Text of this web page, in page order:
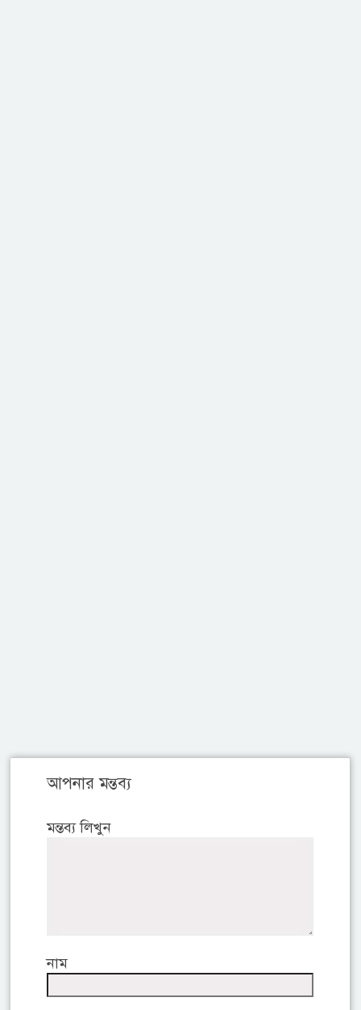
আপনার মন্তব্য
মন্তব্য লিখুন
নাম